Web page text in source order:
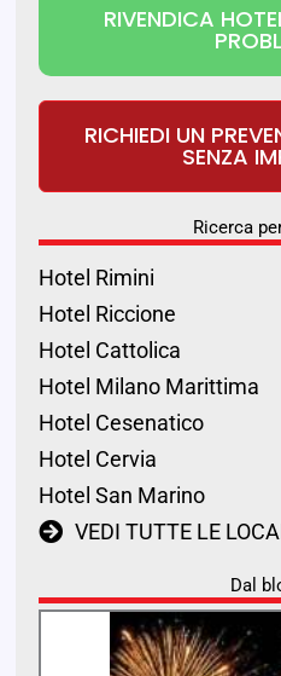
RIVENDICA
RICHIEDI UN
SENZA
Ricerca
Hotel Rimini
Hotel Riccione
Hotel Cattolica
Hotel Milano Marittima
Hotel Cesenatico
Hotel Cervia
Hotel San Marino
VEDI TUTTE LE
Dal